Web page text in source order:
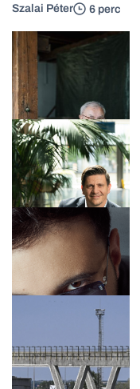
Szalai Péter 6 perc
Családi
vállalkozások
TÁMOGATÓI
Forbes-sztori